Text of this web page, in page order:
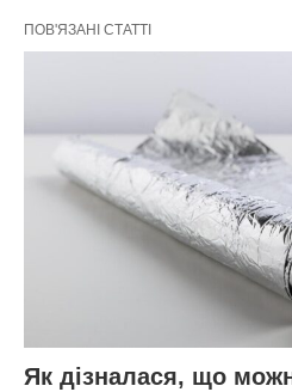
ПОВ'ЯЗАНІ СТАТТІ
Як дізналася, що